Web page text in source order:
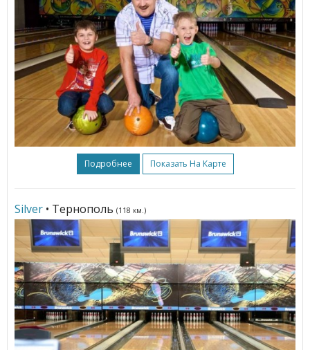
Подробнее Показать На Карте
Silver • Тернополь (118 км.)